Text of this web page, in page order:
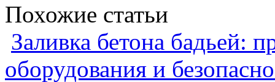
Похожие статьи
Заливка бетона бадьей:
оборудования и